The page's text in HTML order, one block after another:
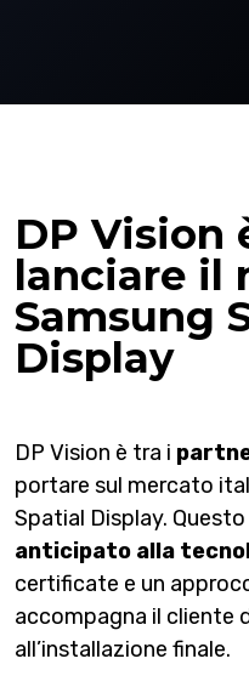
DP Vision
lanciare il
Samsung
Display
DP Vision è tra i
portare sul mercato
Spatial Display.
anticipato alla
certificate e un
accompagna il cliente
all’installazione finale.